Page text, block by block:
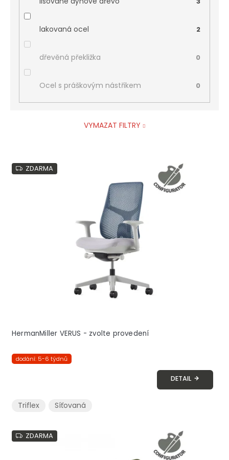
lakovaná ocel 2
dřevěná překližka 0
Ocel s práškovým nástřikem 0
VYMAZAT FILTRY
V
ý ZDARMA
HermanMiller VERUS - zvolte provedení
dodání: 5-6 týdnů
DETAIL
Triflex Síťovaná
ZDARMA